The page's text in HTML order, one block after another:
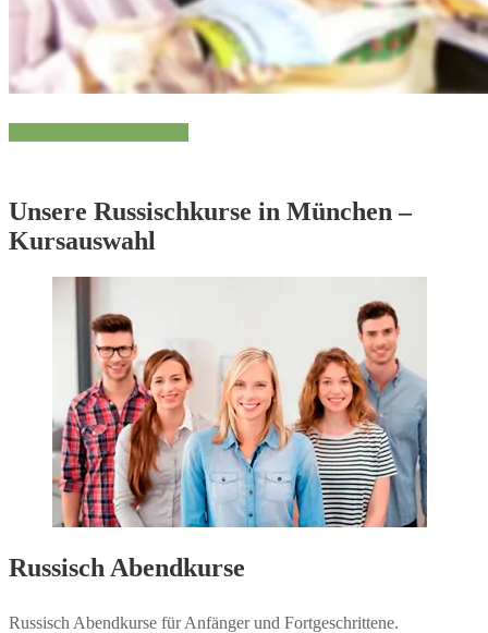
Unsere Russischkurse in München –
Kursauswahl
Russisch Abendkurse
Russisch Abendkurse für Anfänger und Fortgeschrittene.